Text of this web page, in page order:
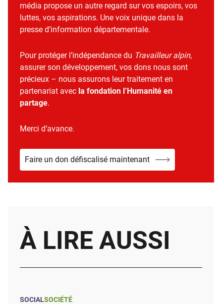
média propose un autre regard sur vos espoirs, vos
luttes, vos aspirations. Une voix unique dans la
presse d’information départementale.
Pour protéger l’indépendance du Travailleur alpin,
assurer son développement, vos dons nous sont
précieux – nous assurons leur traitement en
partenariat avec la fondation l’Humanité en
partage.
Merci d’avance.
Faire un don défiscalisé maintenant
À LIRE AUSSI
SOCIALSOCIÉTÉ